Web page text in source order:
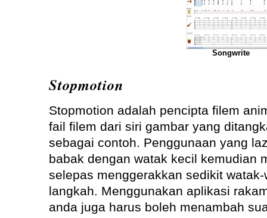
Songwrite
Stopmotion
Stopmotion adalah pencipta filem
fail filem dari siri gambar yang
sebagai contoh. Penggunaan yang
babak dengan watak kecil kemudian
selepas menggerakkan sedikit
langkah. Menggunakan aplikasi
anda juga harus boleh menambah